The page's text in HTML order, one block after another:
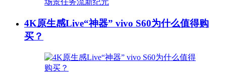
4K原生感Live“神器” vivo S60为什么值得购
买？